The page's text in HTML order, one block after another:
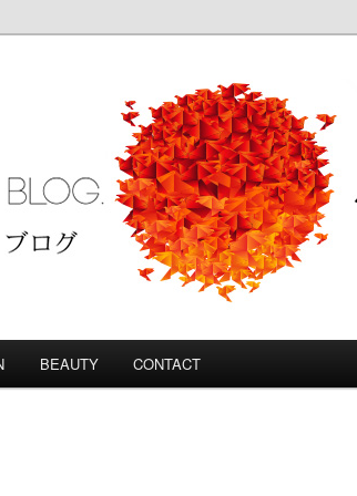
BEAUTY CONTACT